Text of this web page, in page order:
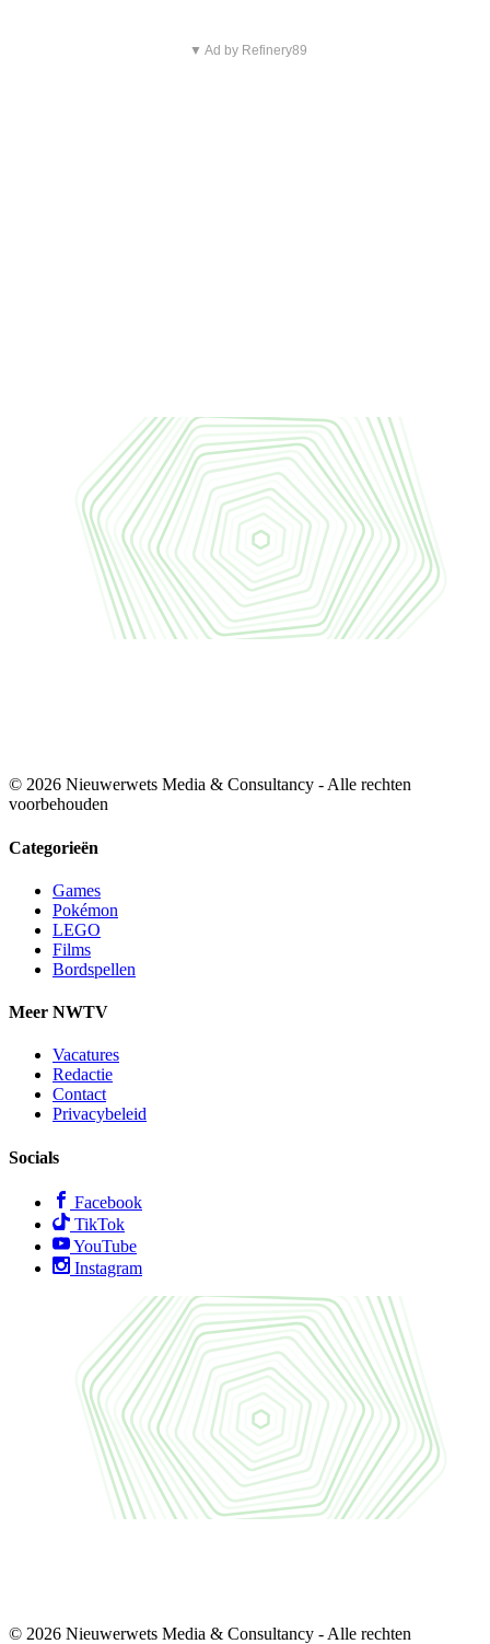
▼ Ad by Refinery89
© 2026 Nieuwerwets Media & Consultancy - Alle rechten
voorbehouden
Categorieën
Games
Pokémon
LEGO
Films
Bordspellen
Meer NWTV
Vacatures
Redactie
Contact
Privacybeleid
Socials
Facebook
TikTok
YouTube
Instagram
© 2026 Nieuwerwets Media & Consultancy - Alle rechten